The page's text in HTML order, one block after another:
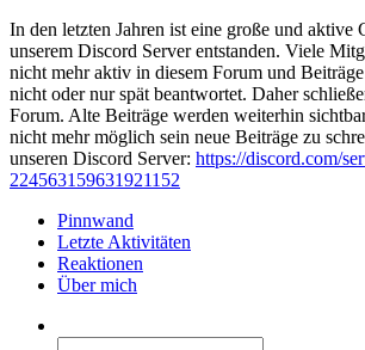
In den letzten Jahren ist eine große und aktive
unserem Discord Server entstanden. Viele
nicht mehr aktiv in diesem Forum und
nicht oder nur spät beantwortet. Daher
Forum. Alte Beiträge werden weiterhin
nicht mehr möglich sein neue Beiträge zu
unseren Discord Server: https://discord.com/
224563159631921152
Pinnwand
Letzte Aktivitäten
Reaktionen
Über mich